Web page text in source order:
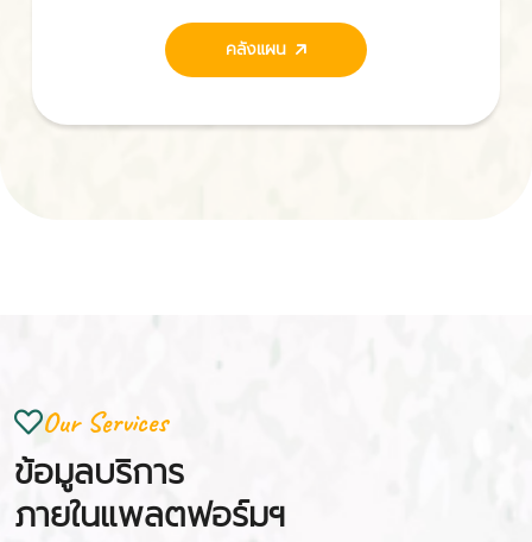
คลังแผน
Our Services
ข้อมูลบริการ
ภายในแพลตฟอร์มฯ